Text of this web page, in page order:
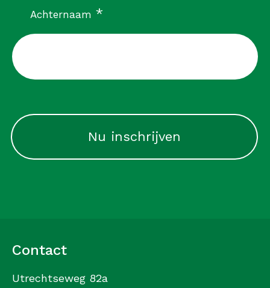
Achternaam *verplicht
Contact
Utrechtseweg 82a